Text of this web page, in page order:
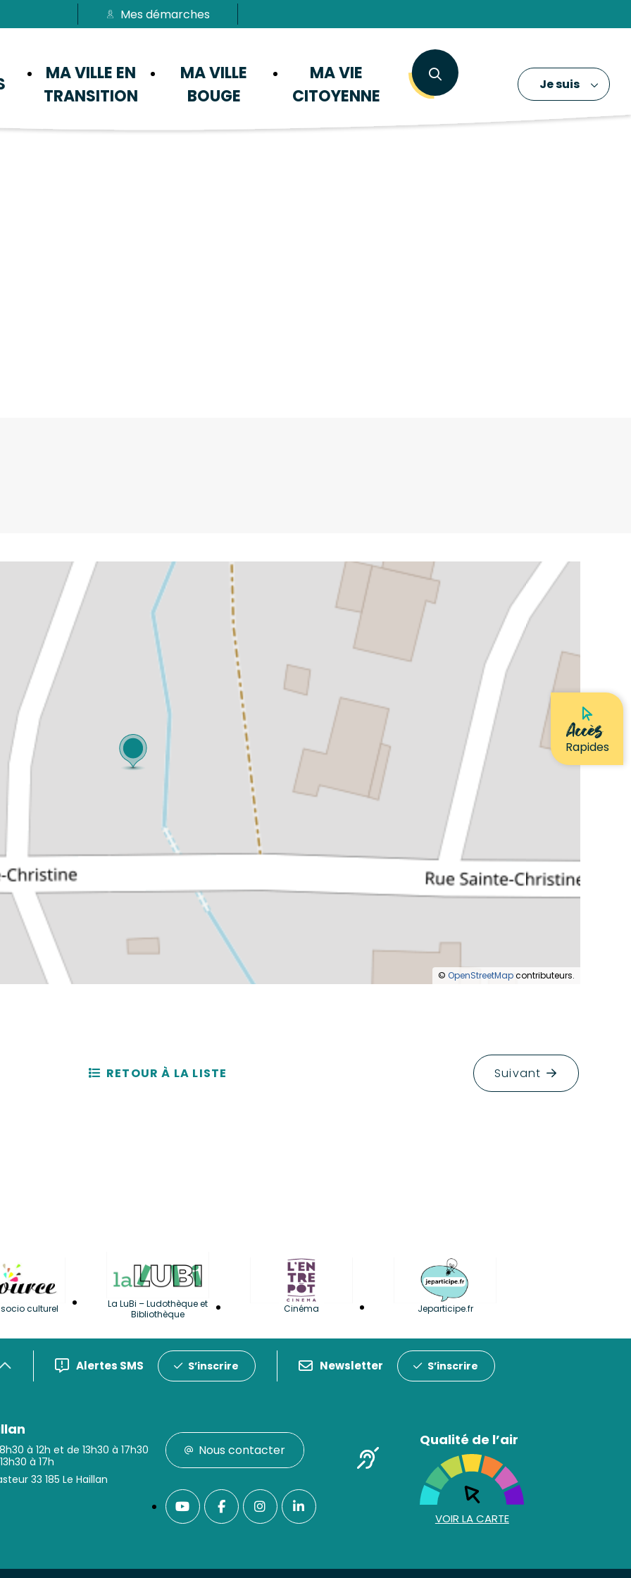
Passer au contenu
Mes démarches
MA VILLE EN
TRANSITION
MA VILLE
BOUGE
MA VIE
CITOYENNE
Accès
Rapides
Je suis
© OpenStreetMapcontributeurs.
RETOUR À LA LISTE Suivant
culturel
La LuBi – Ludothèque et
Bibliothèque
Cinéma Jeparticipe.fr
Alertes SMS S’inscrire Newsletter S’inscrire
à 12h et de 13h30 à 17h30
à 17h
33 185 Le Haillan
Nous contacter
Qualité de l’air
VOIR LA CARTE